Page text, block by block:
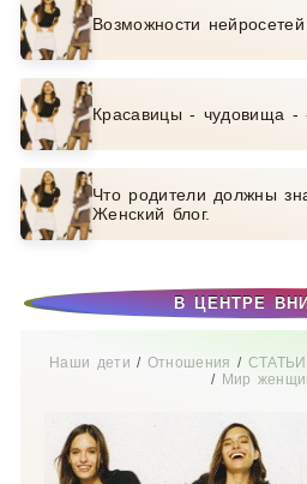
Возможности
Красавицы - чудовища -
Что родители должны
Женский блог.
В ЦЕНТРЕ
Наши дети / Отношения / СТАТЬИ
/ Мир